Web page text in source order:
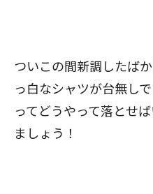
ついこの間新調したば
っ白なシャツが台無し
ってどうやって落とせ
ましょう！